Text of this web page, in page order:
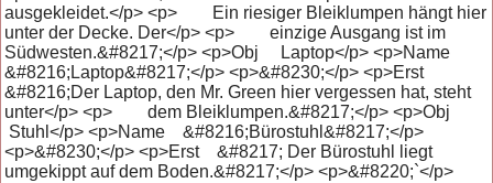
ausgekleidet.</p> <p> Ein riesiger Bleiklumpen hängt hier
unter der Decke. Der</p> <p> einzige Ausgang ist im
Südwesten.&#8217;</p> <p>Obj Laptop</p> <p>Name
&#8216;Laptop&#8217;</p> <p>&#8230;</p> <p>Erst
&#8216;Der Laptop, den Mr. Green hier vergessen hat, steht
unter</p> <p> dem Bleiklumpen.&#8217;</p> <p>Obj
Stuhl</p> <p>Name &#8216;Bürostuhl&#8217;</p>
<p>&#8230;</p> <p>Erst &#8217; Der Bürostuhl liegt
umgekippt auf dem Boden.&#8217;</p> <p>&#8220;`</p>